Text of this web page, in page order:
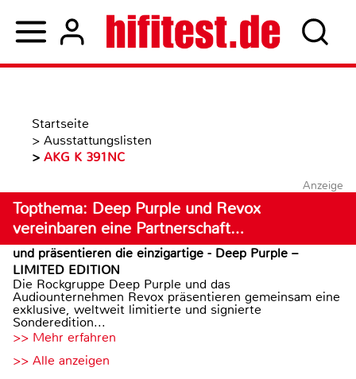
Startseite
> Ausstattungslisten
> AKG K 391NC
Anzeige
Topthema: Deep Purple und Revox
vereinbaren eine Partnerschaft…
und präsentieren die einzigartige - Deep Purple –
LIMITED EDITION
Die Rockgruppe Deep Purple und das
Audiounternehmen Revox präsentieren gemeinsam eine
exklusive, weltweit limitierte und signierte
Sonderedition...
>> Mehr erfahren
>> Alle anzeigen